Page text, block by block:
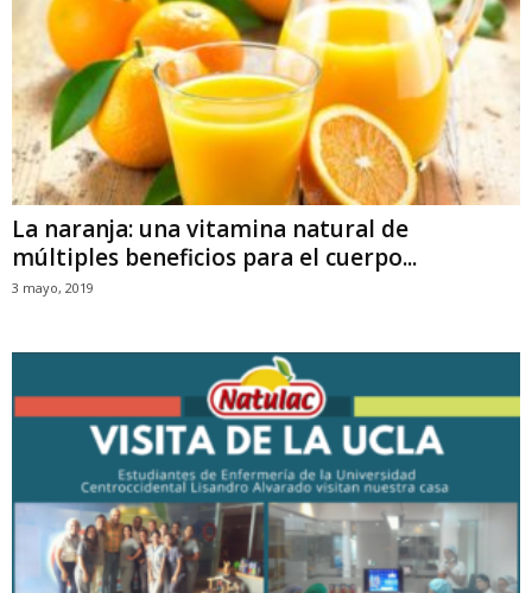
La naranja: una vitamina natural de
múltiples beneficios para el cuerpo...
3 mayo, 2019